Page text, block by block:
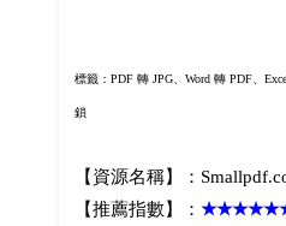
標籤：PDF 轉 JPG、Word 轉 PDF、
鎖
【資源名稱】：
【推薦指數】：